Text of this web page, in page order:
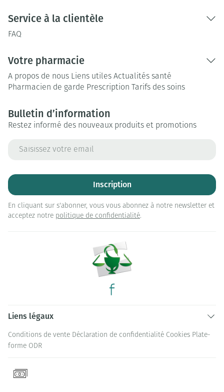
Service à la clientèle
FAQ
Votre pharmacie
A propos de nous Liens utiles Actualités santé
Pharmacien de garde Prescription Tarifs des soins
Bulletin d’information
Restez informé des nouveaux produits et promotions
Inscription
En cliquant sur s'abonner, vous vous abonnez à notre newsletter et
acceptez notre politique de confidentialité.
Liens légaux
Conditions de vente Déclaration de confidentialité Cookies Plate-
forme ODR